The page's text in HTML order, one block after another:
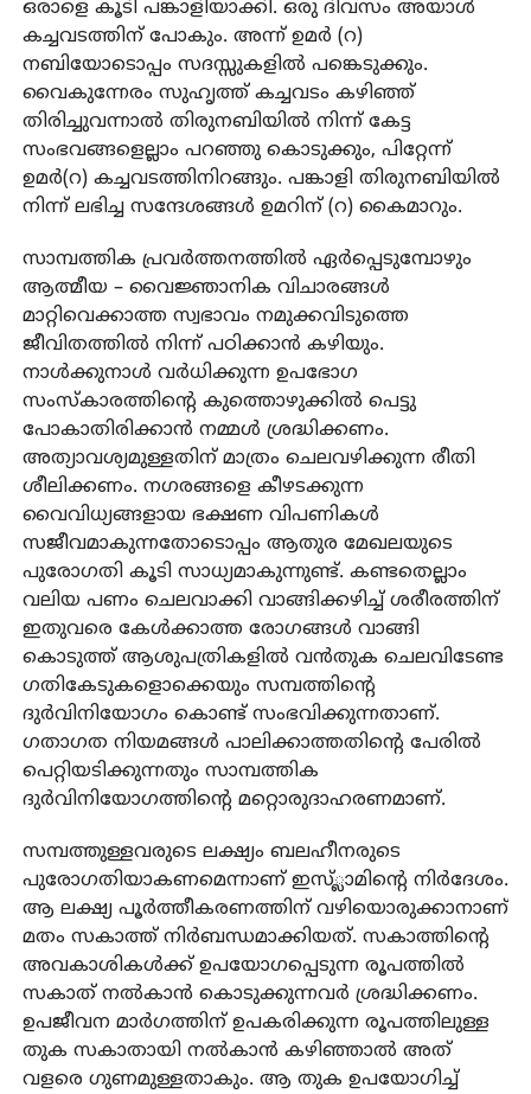
ഒരാളെ കൂടി പങ്കാളിയാക്കി. ഒരു ദിവസം അയാള്‍
കച്ചവടത്തിന് പോകും. അന്ന് ഉമര്‍ (റ)
നബിയോടൊപ്പം സദസ്സുകളിൽ പങ്കെടുക്കും.
വൈകുന്നേരം സുഹൃത്ത് കച്ചവടം കഴിഞ്ഞ്
തിരിച്ചുവന്നാല്‍ തിരുനബിയിൽ നിന്ന് കേട്ട
സംഭവങ്ങളെല്ലാം പറഞ്ഞു കൊടുക്കും, പിറ്റേന്ന്
ഉമർ(റ) കച്ചവടത്തിനിറങ്ങും. പങ്കാളി തിരുനബിയിൽ
നിന്ന് ലഭിച്ച സന്ദേശങ്ങൾ ഉമറിന് (റ) കൈമാറും.
സാമ്പത്തിക പ്രവർത്തനത്തിൽ ഏർപ്പെടുമ്പോഴും
ആത്മീയ – വൈജ്ഞാനിക വിചാരങ്ങൾ
മാറ്റിവെക്കാത്ത സ്വഭാവം നമുക്കവിടുത്തെ
ജീവിതത്തിൽ നിന്ന് പഠിക്കാൻ കഴിയും.
നാൾക്കുനാൾ വർധിക്കുന്ന ഉപഭോഗ
സംസ്കാരത്തിന്റെ കുത്തൊഴുക്കിൽ പെട്ടു
പോകാതിരിക്കാൻ നമ്മൾ ശ്രദ്ധിക്കണം.
അത്യാവശ്യമുള്ളതിന് മാത്രം ചെലവഴിക്കുന്ന രീതി
ശീലിക്കണം. നഗരങ്ങളെ കീഴടക്കുന്ന
വൈവിധ്യങ്ങളായ ഭക്ഷണ വിപണികൾ
സജീവമാകുന്നതോടൊപ്പം ആതുര മേഖലയുടെ
പുരോഗതി കൂടി സാധ്യമാകുന്നുണ്ട്. കണ്ടതെല്ലാം
വലിയ പണം ചെലവാക്കി വാങ്ങിക്കഴിച്ച് ശരീരത്തിന്
ഇതുവരെ കേൾക്കാത്ത രോഗങ്ങൾ വാങ്ങി
കൊടുത്ത് ആശുപത്രികളിൽ വൻതുക ചെലവിടേണ്ട
ഗതികേടുകളൊക്കെയും സമ്പത്തിന്റെ
ദുർവിനിയോഗം കൊണ്ട് സംഭവിക്കുന്നതാണ്.
ഗതാഗത നിയമങ്ങൾ പാലിക്കാത്തതിന്റെ പേരിൽ
പെറ്റിയടിക്കുന്നതും സാമ്പത്തിക
ദുർവിനിയോഗത്തിന്റെ മറ്റൊരുദാഹരണമാണ്.
സമ്പത്തുള്ളവരുടെ ലക്ഷ്യം ബലഹീനരുടെ
പുരോഗതിയാകണമെന്നാണ് ഇസ്്ലാമിന്റെ നിർദേശം.
ആ ലക്ഷ്യ പൂര്‍ത്തീകരണത്തിന് വഴിയൊരുക്കാനാണ്
മതം സകാത്ത് നിര്‍ബന്ധമാക്കിയത്. സകാത്തിന്റെ
അവകാശികള്‍ക്ക് ഉപയോഗപ്പെടുന്ന രൂപത്തില്‍
സകാത് നല്‍കാന്‍ കൊടുക്കുന്നവര്‍ ശ്രദ്ധിക്കണം.
ഉപജീവന മാര്‍ഗത്തിന് ഉപകരിക്കുന്ന രൂപത്തിലുള്ള
തുക സകാതായി നല്‍കാന്‍ കഴിഞ്ഞാല്‍ അത്
വളരെ ഗുണമുള്ളതാകും. ആ തുക ഉപയോഗിച്ച്